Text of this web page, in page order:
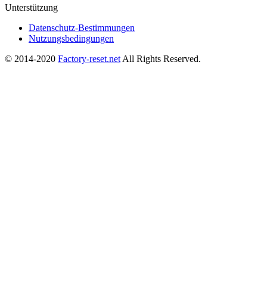
Unterstützung
Datenschutz-Bestimmungen
Nutzungsbedingungen
© 2014-2020 Factory-reset.net All Rights Reserved.